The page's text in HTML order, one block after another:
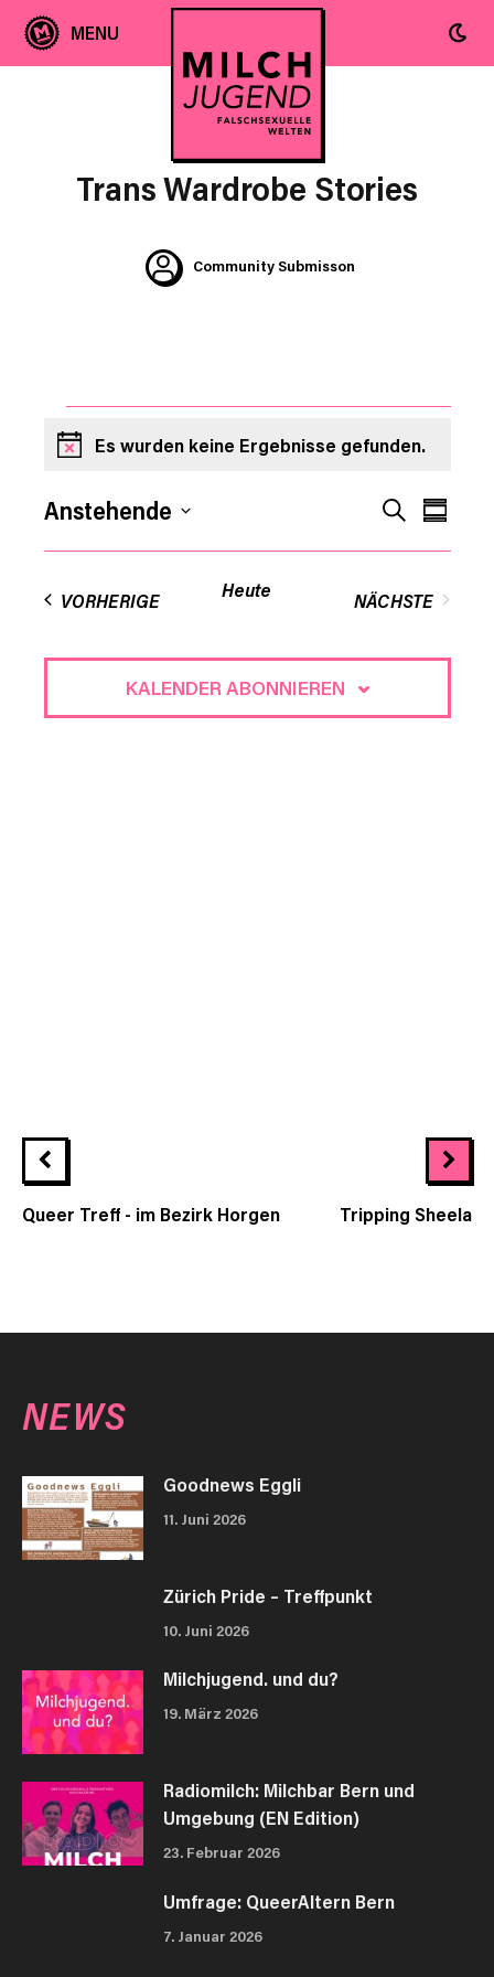
Trans Wardrobe Stories
Community Submisson
VERANSTALTUNGEN
HinweisEs wurden keine Ergebnisse gefunden.
Suche
und
SUCHE
Anstehende
Datum
VORHERIGE
Heute
NÄCHSTE
KALENDER ABONNIEREN
Queer Treff - im Bezirk Horgen Tripping Sheela
NEWS
Goodnews Eggli
11. Juni 2026
Zürich Pride – Treffpunkt
10. Juni 2026
Milchjugend. und du?
19. März 2026
Radiomilch: Milchbar Bern und
Umgebung (EN Edition)
23. Februar 2026
Umfrage: QueerAltern Bern
7. Januar 2026